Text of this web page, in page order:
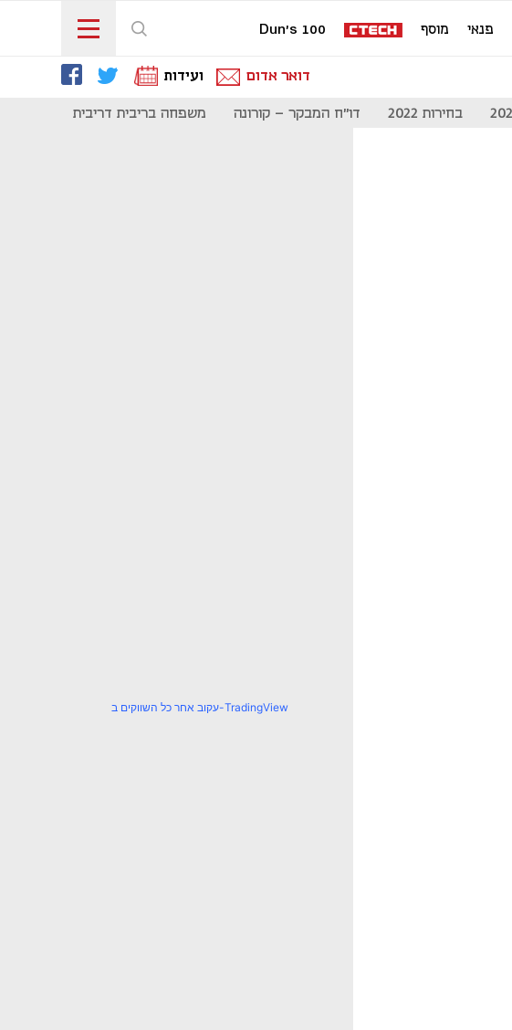
פנאי מוסף Dun's 100
דואר אדום ועידות
בחירות 2022 דו"ח המבקר - קורונה משפחה בריבית דריבית
עקוב אחר כל השווקים ב-TradingView